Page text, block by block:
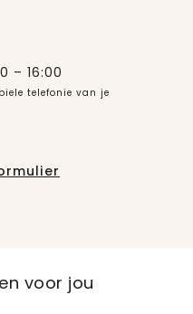
– 16:00
telefonie van je
voor jou